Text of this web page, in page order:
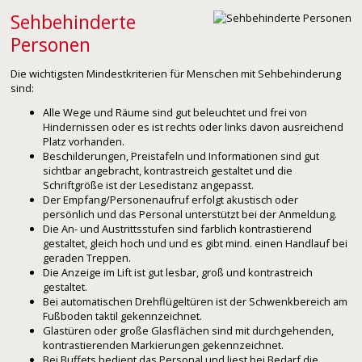
Sehbehinderte
Personen
Die wichtigsten Mindestkriterien für Menschen mit Sehbehinderung
sind:
Alle Wege und Räume sind gut beleuchtet und frei von
Hindernissen oder es ist rechts oder links davon ausreichend
Platz vorhanden.
Beschilderungen, Preistafeln und Informationen sind gut
sichtbar angebracht, kontrastreich gestaltet und die
Schriftgröße ist der Lesedistanz angepasst.
Der Empfang/Personenaufruf erfolgt akustisch oder
persönlich und das Personal unterstützt bei der Anmeldung.
Die An- und Austrittsstufen sind farblich kontrastierend
gestaltet, gleich hoch und und es gibt mind. einen Handlauf bei
geraden Treppen.
Die Anzeige im Lift ist gut lesbar, groß und kontrastreich
gestaltet.
Bei automatischen Drehflügeltüren ist der Schwenkbereich am
Fußboden taktil gekennzeichnet.
Glastüren oder große Glasflächen sind mit durchgehenden,
kontrastierenden Markierungen gekennzeichnet.